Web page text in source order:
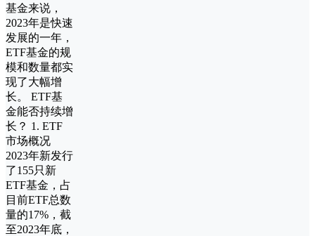
基金来说，
2023年是快速
发展的一年，
ETF基金的规
模和数量都实
现了大幅增
长。 ETF基
金能否持续增
长？ 1. ETF
市场概况
2023年新发行
了155只新
ETF基金，占
目前ETF总数
量的17%，截
至2023年底，